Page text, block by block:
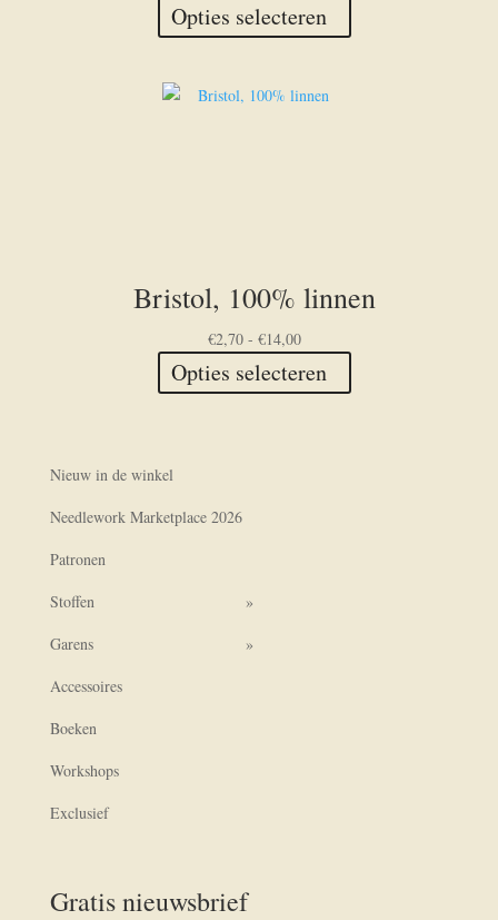
tot
Opties selecteren
product
productpagina
Bristol, 100% linnen
€2,70 - €14,00Prijsklasse:
tot
Opties selecteren
product
Nieuw in de winkel
Needlework Marketplace 2026
Patronen
Stoffen
Garens
Accessoires
Boeken
Workshops
Exclusief
Gratis nieuwsbrief